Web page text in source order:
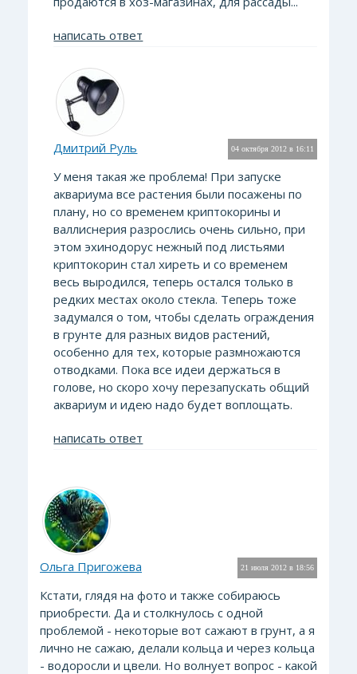
написать ответ
04 октября 2012 в 16:11
Дмитрий Руль
У меня такая же проблема! При запуске
аквариума все растения были посажены по
плану, но со временем криптокорины и
валлиснерия разрослись очень сильно, при
этом эхинодорус нежный под листьями
криптокорин стал хиреть и со временем
весь выродился, теперь остался только в
редких местах около стекла. Теперь тоже
задумался о том, чтобы сделать ограждения
в грунте для разных видов растений,
особенно для тех, которые размножаются
отводками. Пока все идеи держаться в
голове, но скоро хочу перезапускать общий
аквариум и идею надо будет воплощать.
написать ответ
21 июля 2012 в 18:56
Ольга Пригожева
Кстати, глядя на фото и также собираюсь
приобрести. Да и столкнулось с одной
проблемой - некоторые вот сажают в грунт, а я
лично не сажаю, делали кольца и через кольца
- водоросли и цвели. Но волнует вопрос - какой